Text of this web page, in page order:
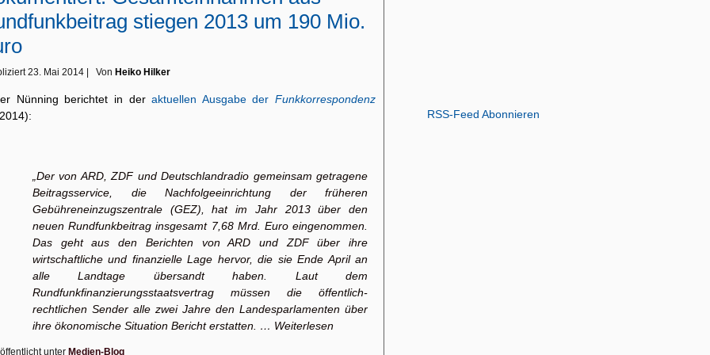
stiegen 2013 um 190 Mio.
23. Mai 2014 Von Heiko Hilker
Nünning berichtet in deraktuellen Ausgabe der Funkkorrespondenz
„Der von ARD, ZDF und Deutschlandradio gemeinsam getragene
Beitragsservice, die Nachfolgeeinrichtung der früheren
Gebühreneinzugszentrale (GEZ), hat im Jahr 2013 über den
neuen Rundfunkbeitrag insgesamt 7,68 Mrd. Euro eingenommen.
Das geht aus den Berichten von ARD und ZDF über ihre
wirtschaftliche und finanzielle Lage hervor, die sie Ende April an
alle Landtage übersandt haben. Laut dem
Rundfunkfinanzierungsstaatsvertrag müssen die öffentlich-
rechtlichen Sender alle zwei Jahre den Landesparlamenten über
ihre ökonomische Situation Bericht erstatten. … Weiterlesen
unter Medien-Blog
RSS-Feed Abonnieren